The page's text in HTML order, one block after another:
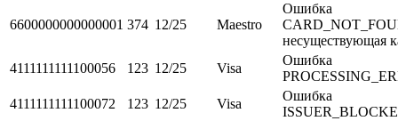
6600000000000001 374 12/25 Maestro
Ошибка
несуществующая
4111111111100056
123 12/25 Visa
Ошибка
4111111111100072
123 12/25 Visa
Ошибка